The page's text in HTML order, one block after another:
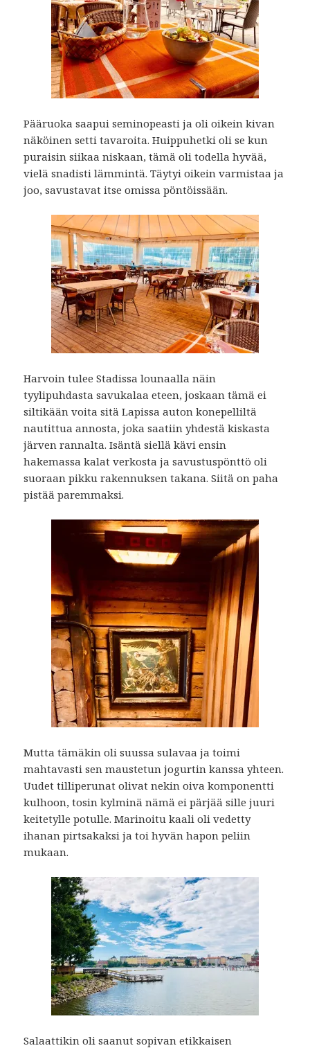
Pääruoka saapui seminopeasti ja oli oikein kivan
näköinen setti tavaroita. Huippuhetki oli se kun
puraisin siikaa niskaan, tämä oli todella hyvää,
vielä snadisti lämmintä. Täytyi oikein varmistaa ja
joo, savustavat itse omissa pöntöissään.
Harvoin tulee Stadissa lounaalla näin
tyylipuhdasta savukalaa eteen, joskaan tämä ei
siltikään voita sitä Lapissa auton konepelliltä
nautittua annosta, joka saatiin yhdestä kiskasta
järven rannalta. Isäntä siellä kävi ensin
hakemassa kalat verkosta ja savustuspönttö oli
suoraan pikku rakennuksen takana. Siitä on paha
pistää paremmaksi.
Mutta tämäkin oli suussa sulavaa ja toimi
mahtavasti sen maustetun jogurtin kanssa yhteen.
Uudet tilliperunat olivat nekin oiva komponentti
kulhoon, tosin kylminä nämä ei pärjää sille juuri
keitetylle potulle. Marinoitu kaali oli vedetty
ihanan pirtsakaksi ja toi hyvän hapon peliin
mukaan.
Salaattikin oli saanut sopivan etikkaisen